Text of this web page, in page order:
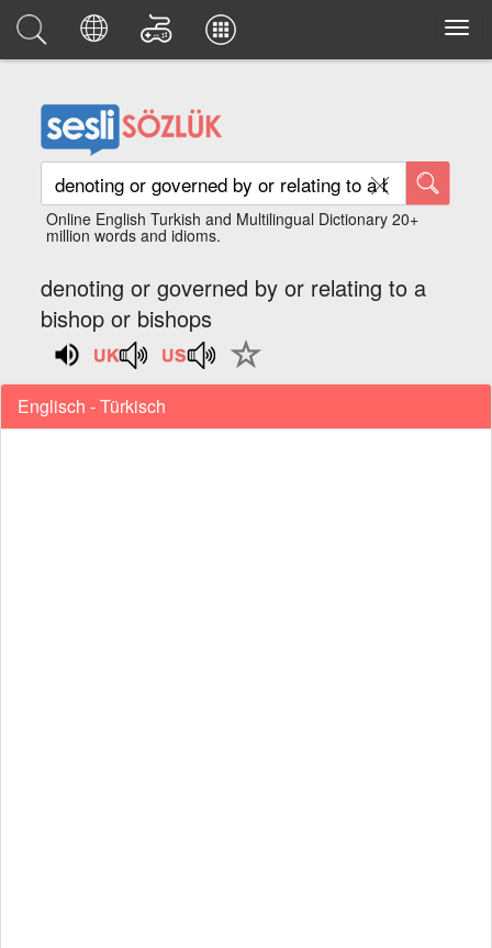
Online English Turkish and Multilingual Dictionary 20+
million words and idioms.
denoting or governed by or relating to a
bishop or bishops
Englisch - Türkisch